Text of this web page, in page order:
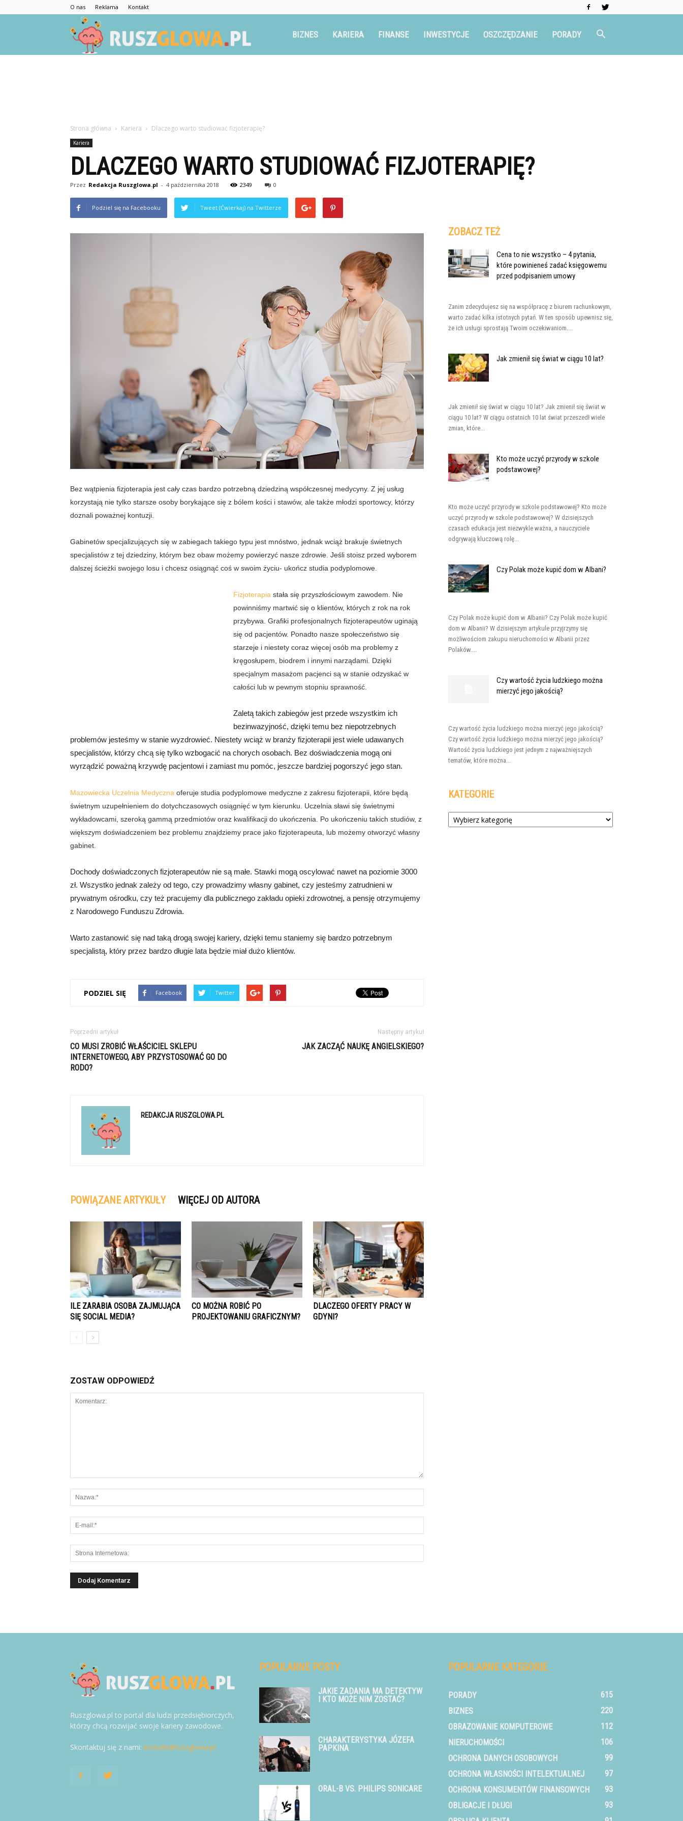
O nas Reklama Kontakt
Ruszglowa.plBIZNES KARIERA FINANSE INWESTYCJE OSZCZĘDZANIE PORADY
Strona główna Kariera Dlaczego warto studiować fizjoterapię?
Kariera
DLACZEGO WARTO STUDIOWAĆ FIZJOTERAPIĘ?
Przez Redakcja Ruszglowa.pl - 4 października 2018 2349 0
Podziel się na Facebooku Tweet (Ćwierkaj) na Twitterze
Bez wątpienia fizjoterapia jest cały czas bardzo potrzebną dziedziną współczesnej medycyny. Z jej usług
korzystają nie tylko starsze osoby borykające się z bólem kości i stawów, ale także młodzi sportowcy, którzy
doznali poważnej kontuzji.
Gabinetów specjalizujących się w zabiegach takiego typu jest mnóstwo, jednak wciąż brakuje świetnych
specjalistów z tej dziedziny, którym bez obaw możemy powierzyć nasze zdrowie. Jeśli stoisz przed wyborem
dalszej ścieżki swojego losu i chcesz osiągnąć coś w swoim życiu- ukończ studia podyplomowe.
Fizjoterapia stała się przyszłościowym zawodem. Nie
powinniśmy martwić się o klientów, których z rok na rok
przybywa. Grafiki profesjonalnych fizjoterapeutów uginają
się od pacjentów. Ponadto nasze społeczeństwo się
starzeje i niestety coraz więcej osób ma problemy z
kręgosłupem, biodrem i innymi narządami. Dzięki
specjalnym masażom pacjenci są w stanie odzyskać w
całości lub w pewnym stopniu sprawność.
Zaletą takich zabiegów jest przede wszystkim ich
bezinwazyjność, dzięki temu bez niepotrzebnych
problemów jesteśmy w stanie wyzdrowieć. Niestety wciąż w branży fizjoterapii jest wiele udawanych
specjalistów, którzy chcą się tylko wzbogacić na chorych osobach. Bez doświadczenia mogą oni
wyrządzić poważną krzywdę pacjentowi i zamiast mu pomóc, jeszcze bardziej pogorszyć jego stan.
Mazowiecka Uczelnia Medyczna oferuje studia podyplomowe medyczne z zakresu fizjoterapii, które będą
świetnym uzupełnieniem do dotychczasowych osiągnięć w tym kierunku. Uczelnia sławi się świetnymi
wykładowcami, szeroką gammą przedmiotów oraz kwalifikacji do ukończenia. Po ukończeniu takich studiów, z
większym doświadczeniem bez problemu znajdziemy prace jako fizjoterapeuta, lub możemy otworzyć własny
gabinet.
Dochody doświadczonych fizjoterapeutów nie są małe. Stawki mogą oscylować nawet na poziomie 3000
zł. Wszystko jednak zależy od tego, czy prowadzimy własny gabinet, czy jesteśmy zatrudnieni w
prywatnym ośrodku, czy też pracujemy dla publicznego zakładu opieki zdrowotnej, a pensję otrzymujemy
z Narodowego Funduszu Zdrowia.
Warto zastanowić się nad taką drogą swojej kariery, dzięki temu staniemy się bardzo potrzebnym
specjalistą, który przez bardzo długie lata będzie miał dużo klientów.
PODZIEL SIĘ Facebook Twitter
Poprzedni artykuł
CO MUSI ZROBIĆ WŁAŚCICIEL SKLEPU
INTERNETOWEGO, ABY PRZYSTOSOWAĆ GO DO
RODO?
Następny artykuł
JAK ZACZĄĆ NAUKĘ ANGIELSKIEGO?
REDAKCJA RUSZGLOWA.PL
POWIĄZANE ARTYKUŁY WIĘCEJ OD AUTORA
ILE ZARABIA OSOBA ZAJMUJĄCA
SIĘ SOCIAL MEDIA?
CO MOŻNA ROBIĆ PO
PROJEKTOWANIU GRAFICZNYM?
DLACZEGO OFERTY PRACY W
GDYNI?
ZOSTAW ODPOWIEDŹ
ZOBACZ TEŻ
Cena to nie wszystko – 4 pytania,
które powinieneś zadać księgowemu
przed podpisaniem umowy
Zanim zdecydujesz się na współpracę z biurem rachunkowym,
warto zadać kilka istotnych pytań. W ten sposób upewnisz się,
że ich usługi sprostają Twoim oczekiwaniom....
Jak zmienił się świat w ciągu 10 lat?
Jak zmienił się świat w ciągu 10 lat? Jak zmienił się świat w
ciągu 10 lat? W ciągu ostatnich 10 lat świat przeszedł wiele
zmian, które...
Kto może uczyć przyrody w szkole
podstawowej?
Kto może uczyć przyrody w szkole podstawowej? Kto może
uczyć przyrody w szkole podstawowej? W dzisiejszych
czasach edukacja jest niezwykle ważna, a nauczyciele
odgrywają kluczową rolę...
Czy Polak może kupić dom w Albani?
Czy Polak może kupić dom w Albanii? Czy Polak może kupić
dom w Albanii? W dzisiejszym artykule przyjrzymy się
możliwościom zakupu nieruchomości w Albanii przez
Polaków....
Czy wartość życia ludzkiego można
mierzyć jego jakością?
Czy wartość życia ludzkiego można mierzyć jego jakością?
Czy wartość życia ludzkiego można mierzyć jego jakością?
Wartość życia ludzkiego jest jednym z najważniejszych
tematów, które można...
KATEGORIE
Kategorie
Ruszglowa.pl to portal dla ludzi przedsiębiorczych,
którzy chcą rozwijać swoje kariery zawodowe.
Skontaktuj się z nami: kontakt@ruszglowa.pl
POPULARNE POSTY
JAKIE ZADANIA MA DETEKTYW
I KTO MOŻE NIM ZOSTAĆ?
CHARAKTERYSTYKA JÓZEFA
PAPKINA
ORAL-B VS. PHILIPS SONICARE
POPULARNE KATEGORIE
PORADY
615
BIZNES
220
OBRAZOWANIE KOMPUTEROWE
112
NIERUCHOMOŚCI
106
OCHRONA DANYCH OSOBOWYCH
99
OCHRONA WŁASNOŚCI INTELEKTUALNEJ
97
OCHRONA KONSUMENTÓW FINANSOWYCH
93
OBLIGACJE I DŁUGI
93